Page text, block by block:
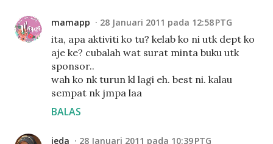
mamapp 28 Januari 2011 pada 12:58 PTG
ita, apa aktiviti ko tu? kelab ko ni utk dept ko
aje ke? cubalah wat surat minta buku utk
sponsor..
wah ko nk turun kl lagi eh. best ni. kalau
sempat nk jmpa laa
BALAS
ieda 28 Januari 2011 pada 10:39 PTG